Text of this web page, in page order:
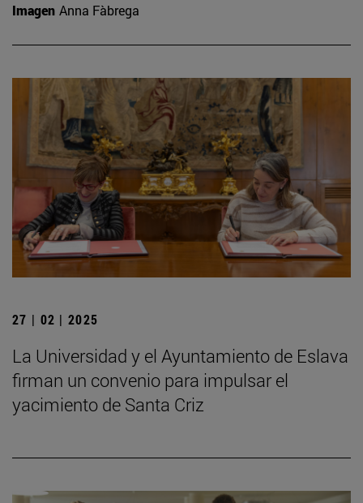
Imagen Anna Fàbrega
27 | 02 | 2025
La Universidad y el Ayuntamiento de Eslava
firman un convenio para impulsar el
yacimiento de Santa Criz